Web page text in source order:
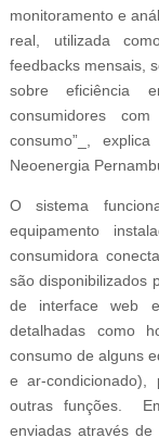
monitoramento e
real, utilizada
feedbacks mensais,
sobre eficiência
consumidores
consumo”_,
Neoenergia
O sistema
equipamento
consumidora
são disponibilizados
de interface web
detalhadas como
consumo de alguns
e ar-
outras funções.
enviadas através